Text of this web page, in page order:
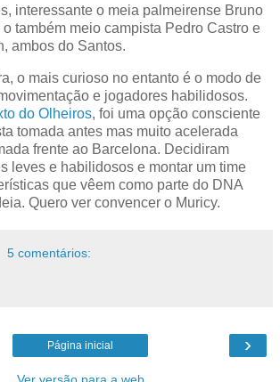
interessante o meia palmeirense Bruno
também meio campista Pedro Castro e
ambos do Santos.
o mais curioso no entanto é o modo de
e jogadores habilidosos.
do Olheiros, foi uma opção consciente
tomada antes mas muito acelerada
frente ao Barcelona. Decidiram
leves e habilidosos e montar um time
que vêem como parte do DNA
Quero ver convencer o Muricy.
5 comentários:
›
Página inicial